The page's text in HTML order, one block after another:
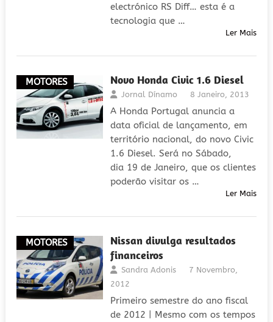
electrónico RS Diff… esta é a
tecnologia que …
Ler Mais
MOTORES Novo Honda Civic 1.6 Diesel
Jornal Dínamo 8 Janeiro, 2013
A Honda Portugal anuncia a
data oficial de lançamento, em
território nacional, do novo Civic
1.6 Diesel. Será no Sábado,
dia 19 de Janeiro, que os clientes
poderão visitar os …
Ler Mais
MOTORES
Nissan divulga resultados
financeiros
Sandra Adonis
7 Novembro,
2012
Primeiro semestre do ano fiscal
de 2012 | Mesmo com os tempos